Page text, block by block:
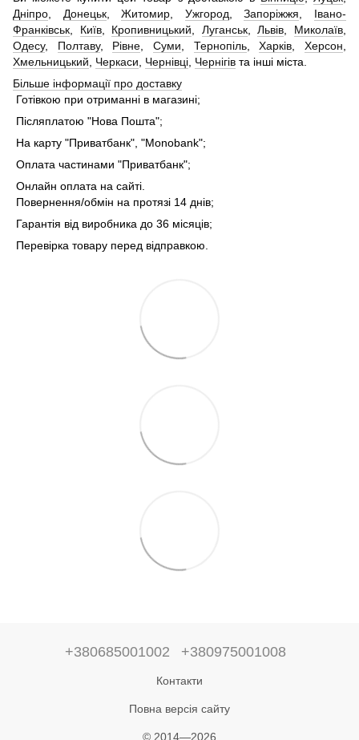
Дніпро, Донецьк,Житомир, Ужгород,Запоріжжя, Івано-
Франківськ, Київ, Кропивницький, Луганськ,Львів, Миколаїв,
Одесу, Полтаву, Рівне,Суми, Тернопіль,Харків,Херсон,
Хмельницький, Черкаси, Чернівці, Чернігів та інші міста.
Більше інформації про доставку
Готівкою при отриманні в магазині;
Післяплатою "Нова Пошта";
На карту "Приватбанк", "Monobank";
Оплата частинами "Приватбанк";
Онлайн оплата на сайті.
Повернення/обмін на протязі 14 днів;
Гарантія від виробника до 36 місяців;
Перевірка товару перед відправкою.
+380685001002 +380975001008
Контакти
Повна версія сайту
© 2014—2026